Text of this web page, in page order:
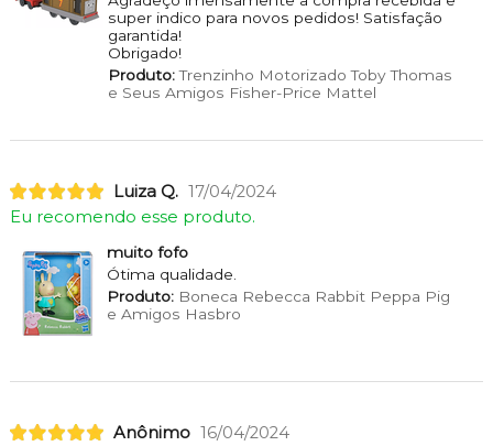
super indico para novos pedidos! Satisfação
garantida!
Obrigado!
Produto:Trenzinho Motorizado Toby Thomas
e Seus Amigos Fisher-Price Mattel
Luiza Q. 17/04/2024
Eu recomendo esse produto.
muito fofo
Ótima qualidade.
Produto:Boneca Rebecca Rabbit Peppa Pig
e Amigos Hasbro
Anônimo 16/04/2024